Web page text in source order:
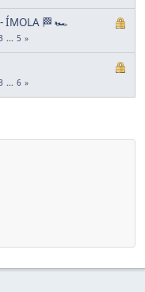
- ÍMOLA 🏁 🏎
... 5
... 6